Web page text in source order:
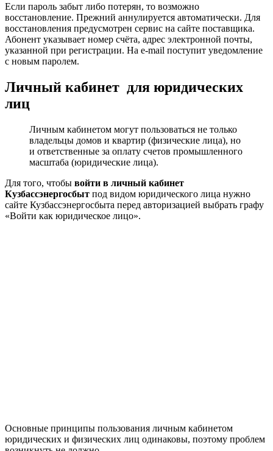
Если пароль забыт либо потерян, то возможно
восстановление. Прежний аннулируется автоматически. Для
восстановления предусмотрен сервис на сайте поставщика.
Абонент указывает номер счёта, адрес электронной почты,
указанной при регистрации. На e-mail поступит уведомление
с новым паролем.
Личный кабинет для юридических
лиц
Личным кабинетом могут пользоваться не только
владельцы домов и квартир (физические лица), но
и ответственные за оплату счетов промышленного
масштаба (юридические лица).
Для того, чтобы войти в личный кабинет
Кузбассэнергосбыт под видом юридического лица нужно
сайте Кузбассэнергосбыта перед авторизацией выбрать графу
«Войти как юридическое лицо».
Основные принципы пользования личным кабинетом
юридических и физических лиц одинаковы, поэтому проблем